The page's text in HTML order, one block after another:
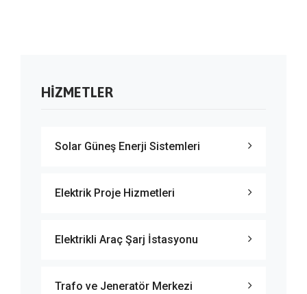
HIZMETLER
Solar Güneş Enerji Sistemleri
Elektrik Proje Hizmetleri
Elektrikli Araç Şarj İstasyonu
Trafo ve Jeneratör Merkezi